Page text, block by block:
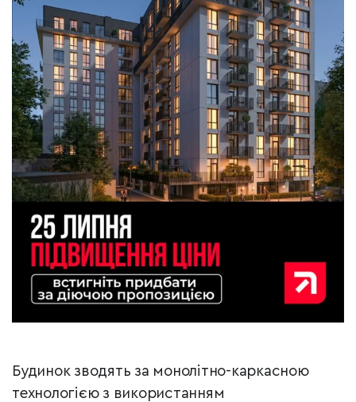
Будинок зводять за монолітно-каркасною
технологією з використанням